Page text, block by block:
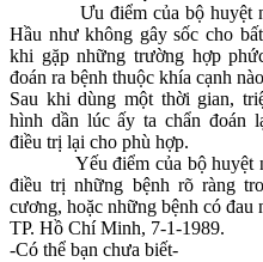
Ưu điểm của bộ huyệt
Hầu như không gây sốc cho
khi gặp những trường hợp
đoán ra bệnh thuộc khía cạnh
Sau khi dùng một thời gian,
hình dần lúc ấy ta chẩn đoán
điều trị lại cho phù hợp.
Yếu điểm của bộ huyệt
điều trị những bệnh rõ ràng
cương, hoặc những bệnh có đau
TP. Hồ Chí Minh, 7-1-1989.
-Có thể bạn chưa biết-